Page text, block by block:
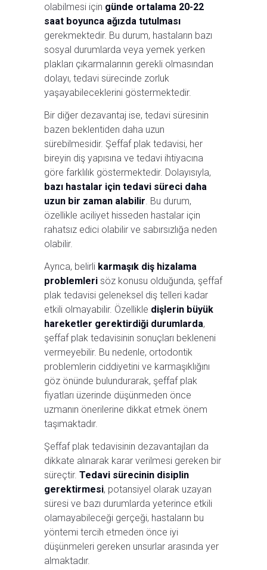
olabilmesi için günde ortalama 20-22
saat boyunca ağızda tutulması
gerekmektedir. Bu durum, hastaların bazı
sosyal durumlarda veya yemek yerken
plakları çıkarmalarının gerekli olmasından
dolayı, tedavi sürecinde zorluk
yaşayabileceklerini göstermektedir.
Bir diğer dezavantaj ise, tedavi süresinin
bazen beklentiden daha uzun
sürebilmesidir. Şeffaf plak tedavisi, her
bireyin diş yapısına ve tedavi ihtiyacına
göre farklılık göstermektedir. Dolayısıyla,
bazı hastalar için tedavi süreci daha
uzun bir zaman alabilir . Bu durum,
özellikle aciliyet hisseden hastalar için
rahatsız edici olabilir ve sabırsızlığa neden
olabilir.
Ayrıca, belirli karmaşık diş hizalama
problemleri söz konusu olduğunda, şeffaf
plak tedavisi geleneksel diş telleri kadar
etkili olmayabilir. Özellikle dişlerin büyük
hareketler gerektirdiği durumlarda,
şeffaf plak tedavisinin sonuçları bekleneni
vermeyebilir. Bu nedenle, ortodontik
problemlerin ciddiyetini ve karmaşıklığını
göz önünde bulundurarak, şeffaf plak
fiyatları üzerinde düşünmeden önce
uzmanın önerilerine dikkat etmek önem
taşımaktadır.
Şeffaf plak tedavisinin dezavantajları da
dikkate alınarak karar verilmesi gereken bir
süreçtir. Tedavi sürecinin disiplin
gerektirmesi, potansiyel olarak uzayan
süresi ve bazı durumlarda yeterince etkili
olamayabileceği gerçeği, hastaların bu
yöntemi tercih etmeden önce iyi
düşünmeleri gereken unsurlar arasında yer
almaktadır.